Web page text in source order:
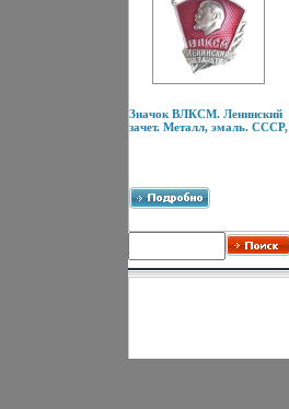
Значок ВЛКСМ. Ленинский
зачет. Металл, эмаль. СССР,